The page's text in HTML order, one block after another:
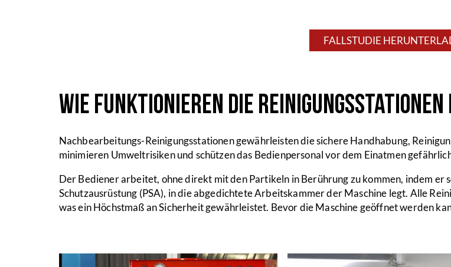
FALLSTUDIE
Wie funktionieren die
Nachbearbeitungs-Reinigungsstationen gewährleisten die sichere Handhabung,
minimieren Umweltrisiken und schützen das Bedienpersonal vor dem Einatmen
Der Bediener arbeitet, ohne direkt mit den Partikeln in Berührung zu kommen, indem er
Schutzausrüstung (PSA), in die abgedichtete Arbeitskammer der Maschine legt. Alle
was ein Höchstmaß an Sicherheit gewährleistet. Bevor die Maschine geöffnet werden